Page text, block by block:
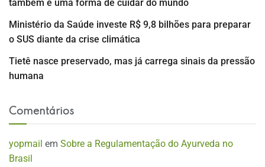
também é uma forma de cuidar do mundo
Ministério da Saúde investe R$ 9,8 bilhões para preparar
o SUS diante da crise climática
Tietê nasce preservado, mas já carrega sinais da pressão
humana
Comentários
yopmail em Sobre a Regulamentação do Ayurveda no
Brasil